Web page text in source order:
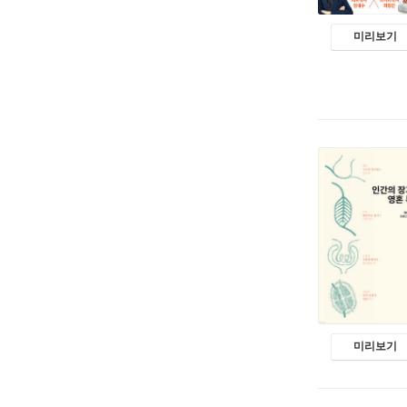
미리보기
미리보기